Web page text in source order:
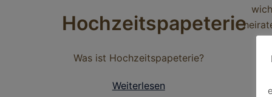
Hochzeitspapeterie
Was ist Hochzeitspapeterie?
Weiterlesen